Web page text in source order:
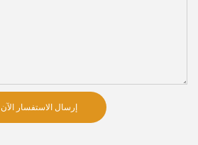
إرسال الاستفسار الآن